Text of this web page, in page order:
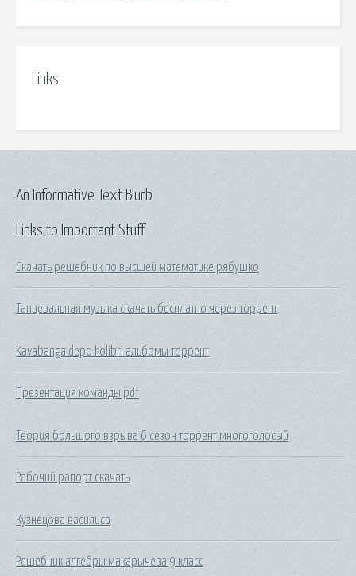
Links
Links to Important Stuff
Скачать решебник по высшей математике рябушко
Танцевальная музыка скачать бесплатно через торрент
Kavabanga depo kolibri альбомы торрент
Презентация команды pdf
Теория большого взрыва 6 сезон торрент многоголосый
Рабочий рапорт скачать
Кузнецова василиса
Решебник алгебры макарычева 9 класс
An Informative Text Blurb